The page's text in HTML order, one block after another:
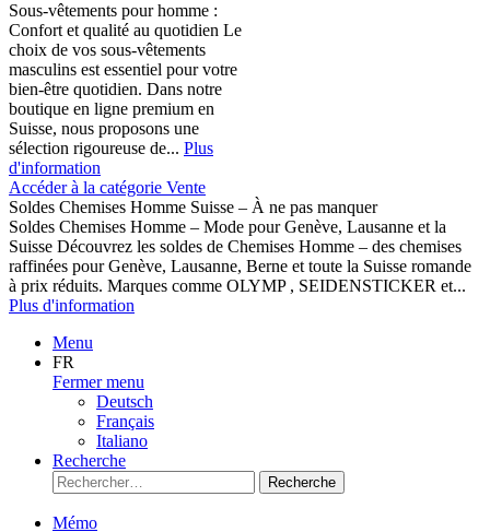
Sous-vêtements pour homme :
Confort et qualité au quotidien Le
choix de vos sous-vêtements
masculins est essentiel pour votre
bien-être quotidien. Dans notre
boutique en ligne premium en
Suisse, nous proposons une
sélection rigoureuse de... Plus
d'information
Accéder à la catégorie Vente
Soldes Chemises Homme Suisse – À ne pas manquer
Soldes Chemises Homme – Mode pour Genève, Lausanne et la
Suisse Découvrez les soldes de Chemises Homme – des chemises
raffinées pour Genève, Lausanne, Berne et toute la Suisse romande
à prix réduits. Marques comme OLYMP , SEIDENSTICKER et...
Plus d'information
Menu
FR
Fermer menu
Deutsch
Français
Italiano
Recherche
Recherche
Mémo